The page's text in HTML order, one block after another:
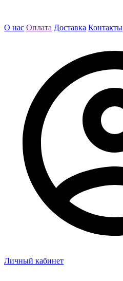
О нас Оплата Доставка Контакты
Личный кабинет